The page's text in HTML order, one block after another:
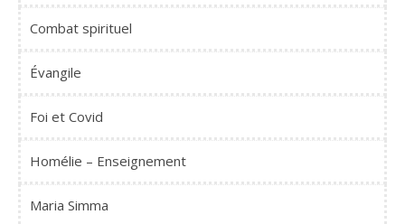
Combat spirituel
Évangile
Foi et Covid
Homélie – Enseignement
Maria Simma